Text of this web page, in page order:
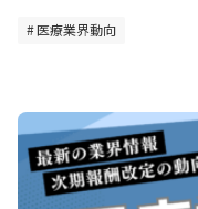
医療業界動向